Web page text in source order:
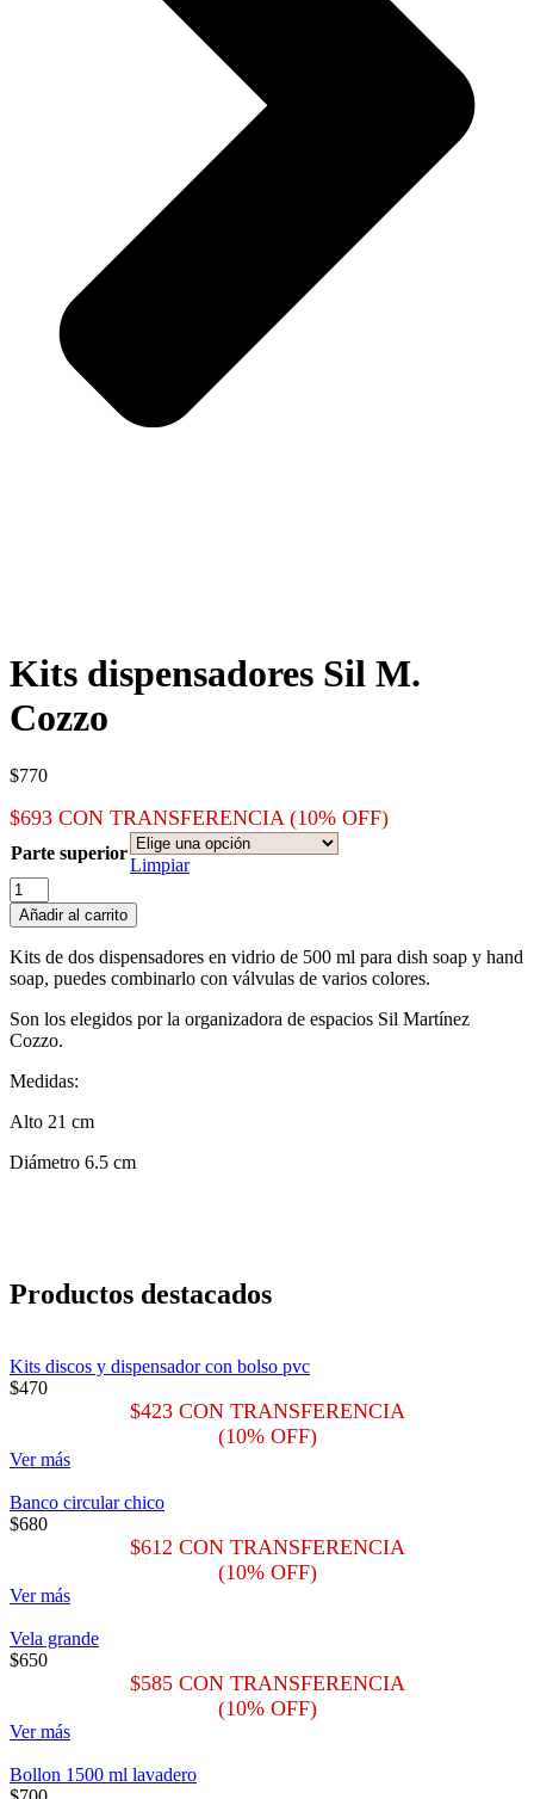
Kits dispensadores Sil M.
Cozzo
$770
$693 CON TRANSFERENCIA (10% OFF)
Parte superior
Limpiar
Kits
dispensadores
Sil
M.
Cozzo
cantidad
Añadir al carrito
Kits de dos dispensadores en vidrio de 500 ml para dish soap y hand
soap, puedes combinarlo con válvulas de varios colores.
Son los elegidos por la organizadora de espacios Sil Martínez
Cozzo.
Medidas:
Alto 21 cm
Diámetro 6.5 cm
Productos destacados
Kits discos y dispensador con bolso pvc
$470
$423CON TRANSFERENCIA
(10% OFF)
Ver más
Banco circular chico
$680
$612 CON TRANSFERENCIA
(10% OFF)
Ver más
Vela grande
$650
$585CON TRANSFERENCIA
(10% OFF)
Ver más
Bollon 1500 ml lavadero